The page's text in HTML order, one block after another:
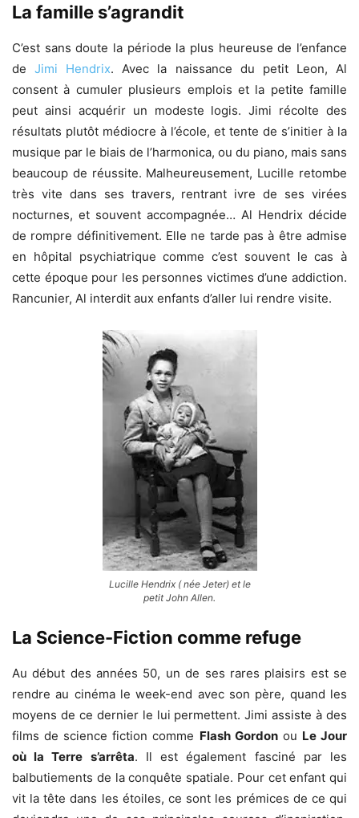
La famille s’agrandit
C’est sans doute la période la plus heureuse de l’enfance
deJimi Hendrix. Avec la naissance du petit Leon, Al
consent à cumuler plusieurs emplois et la petite famille
peut ainsi acquérir un modeste logis. Jimi récolte des
résultats plutôt médiocre à l’école, et tente de s’initier à la
musique par le biais de l’harmonica, ou du piano, mais sans
beaucoup de réussite. Malheureusement, Lucille retombe
très vite dans ses travers, rentrant ivre de ses virées
nocturnes, et souvent accompagnée… Al Hendrix décide
de rompre définitivement. Elle ne tarde pas à être admise
en hôpital psychiatrique comme c’est souvent le cas à
cette époque pour les personnes victimes d’une addiction.
Rancunier, Al interdit aux enfants d’aller lui rendre visite.
Lucille Hendrix ( née Jeter) et le
petit John Allen.
La Science-Fiction comme refuge
Au début des années 50, un de ses rares plaisirs est se
rendre au cinéma le week-end avec son père, quand les
moyens de ce dernier le lui permettent. Jimi assiste à des
films de science fiction comme Flash Gordonou Le Jour
où la Terre s’arrêta. Il est également fasciné par les
balbutiements de la conquête spatiale. Pour cet enfant qui
vit la tête dans les étoiles, ce sont les prémices de ce qui